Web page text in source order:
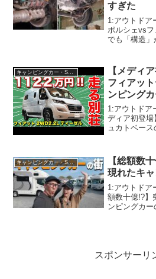
すぎた
1:アウトドア
ポルシェvsフ
でも「構造」
目です！3:
【メディ
フィアッ
ンピング
ランド】
1:アウトドア
ディア初登場
ュカトベー
ドアー好き
キャンピングカー・SUV人気車種
【総額数
現れたキャ
1:アウトドア
額数十億!?】
ンピングカー
スポンサーリ